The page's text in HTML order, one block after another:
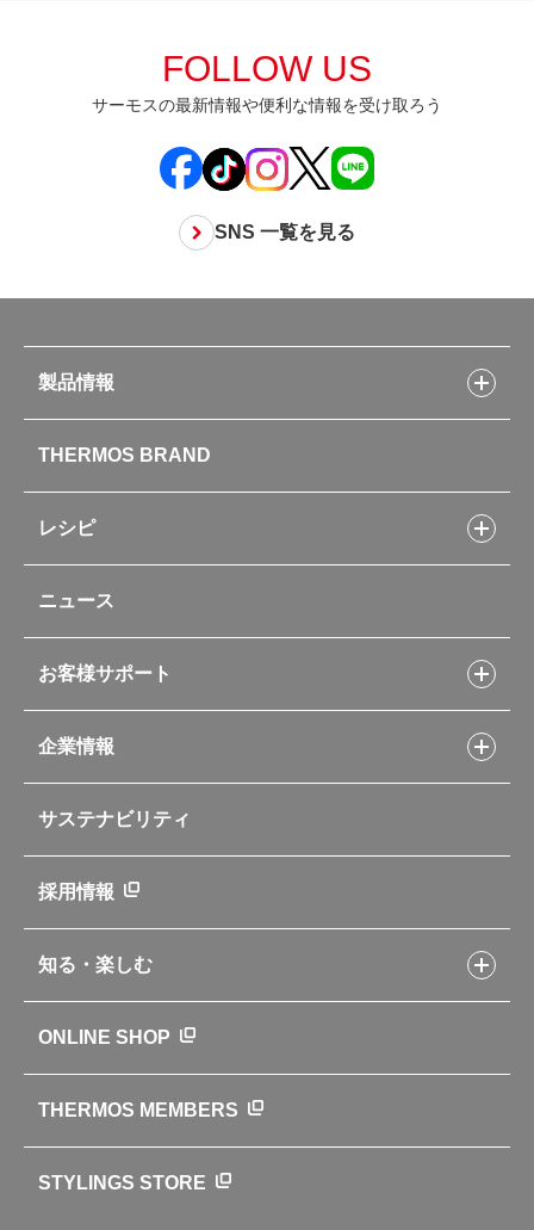
FOLLOW US
サーモスの最新情報や便利な情報を受け取ろう
SNS 一覧を見る
製品情報
水筒
お弁当
キッチン用品
ポット・アイスペール
コーヒーメーカー
ソフトクーラー・バッグ
自転車専用ボトル
アパレル小物
新製品一覧
カタログ
THERMOS BRAND
レシピ
フライパンレシピ
シャトルシェフレシピ
スープジャーレシピ
イージースモーカーレシピ
レシピ本のご紹介
ニュース
お客様サポート
交換用部品の購入方法
部品の種類や販売状況を調べる
よくあるご質問・お問い合わせ
企業情報
企業理念
会社概要
ニュース
世界のサーモス
サーモスの歴史
サステナビリティ
採用情報
知る・楽しむ
クラブサーモス
WEBマガジン
お弁当にエールを込めて
ONLINE SHOP
THERMOS MEMBERS
STYLINGS STORE